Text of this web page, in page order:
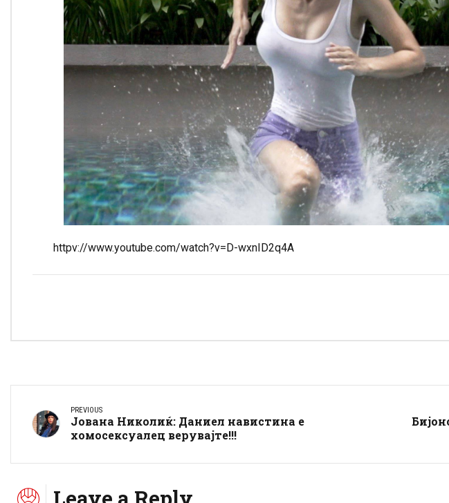
httpv://www.youtube.com/watch?v=D-wxnID2q4A
PREVIOUS
Јована Николиќ: Даниел навистина е
хомосексуалец верувајте!!!
Leave a Reply